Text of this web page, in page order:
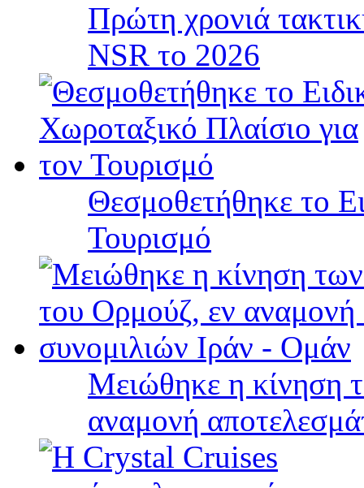
Πρώτη χρονιά
NSR το 2026
Θεσμοθετήθηκε το
Τουρισμό
Μειώθηκε η κίνηση
αναμονή